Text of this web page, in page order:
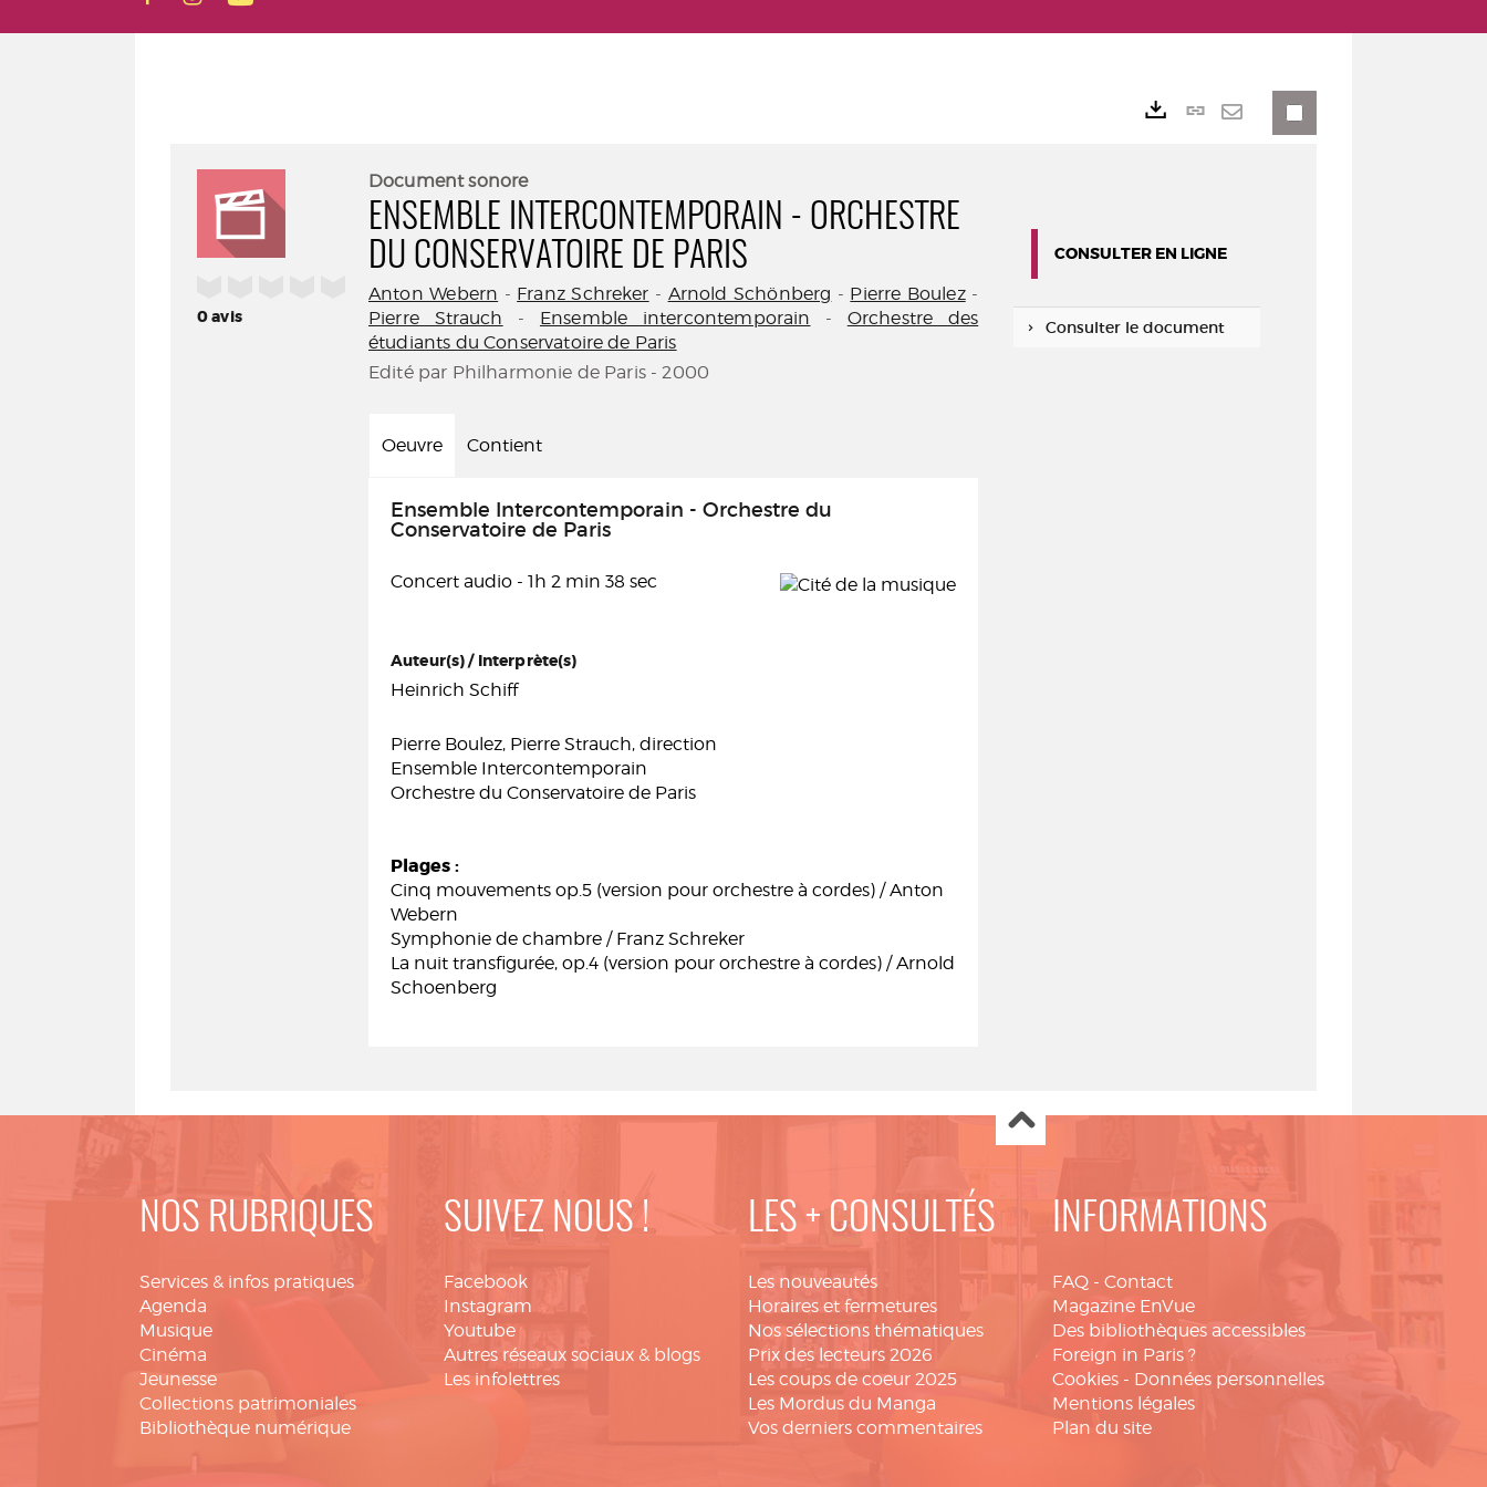
0avis
Document sonore
ENSEMBLE INTERCONTEMPORAIN - ORCHESTRE
DU CONSERVATOIRE DE PARIS
Anton Webern - Franz Schreker - Arnold Schönberg - Pierre Boulez-
Pierre Strauch - Ensemble intercontemporain - Orchestre des
étudiants du Conservatoire de Paris
Edité par Philharmonie de Paris - 2000
Oeuvre Contient
Ensemble Intercontemporain - Orchestre du
Conservatoire de Paris
Concert audio - 1h 2 min 38 sec
Auteur(s) / Interprète(s)
Heinrich Schiff
Pierre Boulez, Pierre Strauch, direction
Ensemble Intercontemporain
Orchestre du Conservatoire de Paris
Plages :
Cinq mouvements op.5 (version pour orchestre à cordes) / Anton
Webern
Symphonie de chambre / Franz Schreker
La nuit transfigurée, op.4 (version pour orchestre à cordes) / Arnold
Schoenberg
Lien
CONSULTER EN LIGNE
Consulter le document
NOS RUBRIQUES
Services & infos pratiques
Agenda
Musique
Cinéma
Jeunesse
Collections patrimoniales
Bibliothèque numérique
SUIVEZ NOUS !
Facebook
Instagram
Youtube
Autres réseaux sociaux & blogs
Les infolettres
LES + CONSULTÉS
Les nouveautés
Horaires et fermetures
Nos sélections thématiques
Prix des lecteurs 2026
Les coups de coeur 2025
Les Mordus du Manga
Vos derniers commentaires
INFORMATIONS
FAQ - Contact
Magazine EnVue
Des bibliothèques accessibles
Foreign in Paris ?
Cookies - Données personnelles
Mentions légales
Plan du site